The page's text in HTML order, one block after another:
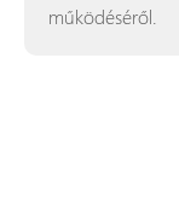
működéséről.